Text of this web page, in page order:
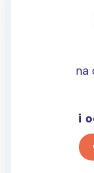
na
i
Łódź